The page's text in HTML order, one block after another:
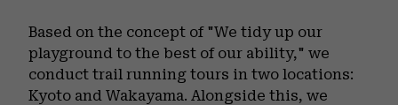
Based on the concept of "We tidy up our
playground to the best of our ability," we
conduct trail running tours in two locations:
Kyoto and Wakayama. Alongside this, we